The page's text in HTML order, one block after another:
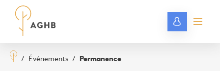
/ Événements / Permanence